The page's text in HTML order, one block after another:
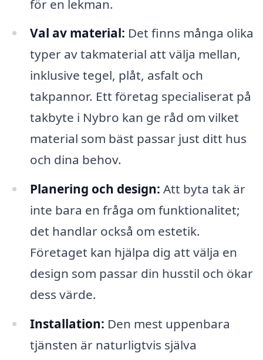
för en lekman.
Val av material: Det finns många olika
typer av takmaterial att välja mellan,
inklusive tegel, plåt, asfalt och
takpannor. Ett företag specialiserat på
takbyte i Nybro kan ge råd om vilket
material som bäst passar just ditt hus
och dina behov.
Planering och design: Att byta tak är
inte bara en fråga om funktionalitet;
det handlar också om estetik.
Företaget kan hjälpa dig att välja en
design som passar din husstil och ökar
dess värde.
Installation: Den mest uppenbara
tjänsten är naturligtvis själva